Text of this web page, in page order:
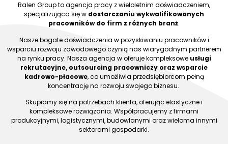
Ralen Group to agencja pracy z wieloletnim doświadczeniem,
specjalizująca się w dostarczaniu wykwalifikowanych
pracowników do firm z różnych branż.
Nasze bogate doświadczenia w pozyskiwaniu pracowników i
wsparciu rozwoju zawodowego czynią nas wiarygodnym partnerem
na rynku pracy. Nasza agencja w oferuje kompleksowe usługi
rekrutacyjne, outsourcing pracowniczy oraz wsparcie
kadrowo-płacowe, co umożliwia przedsiębiorcom pełną
koncentrację na rozwoju swojego biznesu.
Skupiamy się na potrzebach klienta, oferując elastyczne i
kompleksowe rozwiązania. Współpracujemy z firmami
produkcyjnymi, logistycznymi, budowlanymi oraz wieloma innymi
sektorami gospodarki.